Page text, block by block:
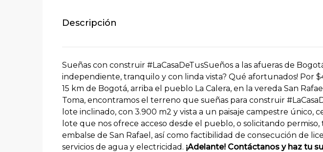
Descripción
Sueñas con construir #LaCasaDeTusSueños a las afueras de
independiente, tranquilo y con linda vista? Qué afortunados! Por
15 km de Bogotá, arriba el pueblo La Calera, en la vereda San
Toma, encontramos el terreno que sueñas para construir
lote inclinado, con 3.900 m2 y vista a un paisaje campestre único,
lote que nos ofrece acceso desde el pueblo, o solicitando permiso,
embalse de San Rafael, así como factibilidad de consecución de
servicios de agua y electricidad. ¡Adelante! Contáctanos y haz tu